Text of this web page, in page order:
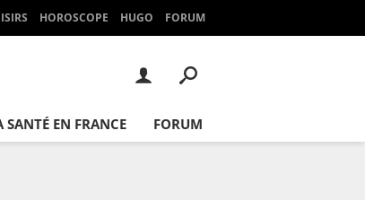
HOROSCOPE HUGO FORUM
SANTÉ EN FRANCE FORUM